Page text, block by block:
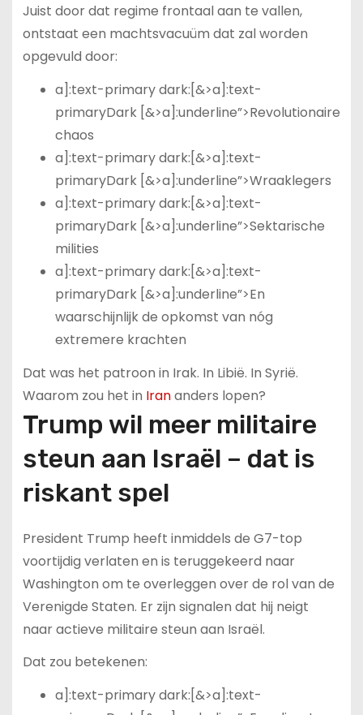
Juist door dat regime frontaal aan te vallen,
ontstaat een machtsvacuüm dat zal worden
opgevuld door:
a]:text-primary dark:[&>a]:text-
primaryDark [&>a]:underline”>Revolutionaire
chaos
a]:text-primary dark:[&>a]:text-
primaryDark [&>a]:underline”>Wraaklegers
a]:text-primary dark:[&>a]:text-
primaryDark [&>a]:underline”>Sektarische
milities
a]:text-primary dark:[&>a]:text-
primaryDark [&>a]:underline”>En
waarschijnlijk de opkomst van nóg
extremere krachten
Dat was het patroon in Irak. In Libië. In Syrië.
Waarom zou het in Irananders lopen?
Trump wil meer militaire
steun aan Israël – dat is
riskant spel
President Trump heeft inmiddels de G7-top
voortijdig verlaten en is teruggekeerd naar
Washington om te overleggen over de rol van de
Verenigde Staten. Er zijn signalen dat hij neigt
naar actieve militaire steun aan Israël.
Dat zou betekenen:
a]:text-primary dark:[&>a]:text-